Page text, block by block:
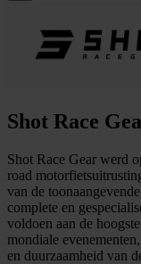
Shot Race
Shot Race Gear werd
road
van de
complete en
voldoen aan de
mondiale
en duurzaamheid van